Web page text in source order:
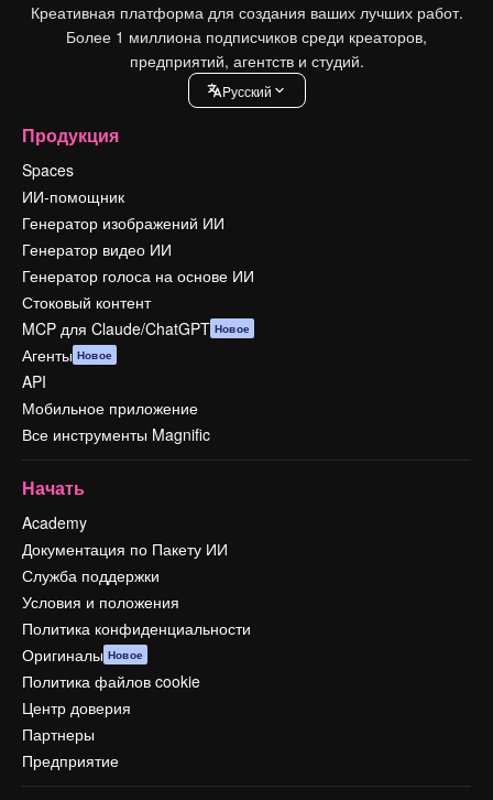
Креативная платформа для создания ваших лучших работ.
Более 1 миллиона подписчиков среди креаторов,
предприятий, агентств и студий.
Pусский
Продукция
Spaces
ИИ-помощник
Генератор изображений ИИ
Генератор видео ИИ
Генератор голоса на основе ИИ
Стоковый контент
MCP для Claude/ChatGPT Новое
Агенты Новое
API
Мобильное приложение
Все инструменты Magnific
Начать
Academy
Документация по Пакету ИИ
Служба поддержки
Условия и положения
Политика конфиденциальности
Оригиналы Новое
Политика файлов cookie
Центр доверия
Партнеры
Предприятие